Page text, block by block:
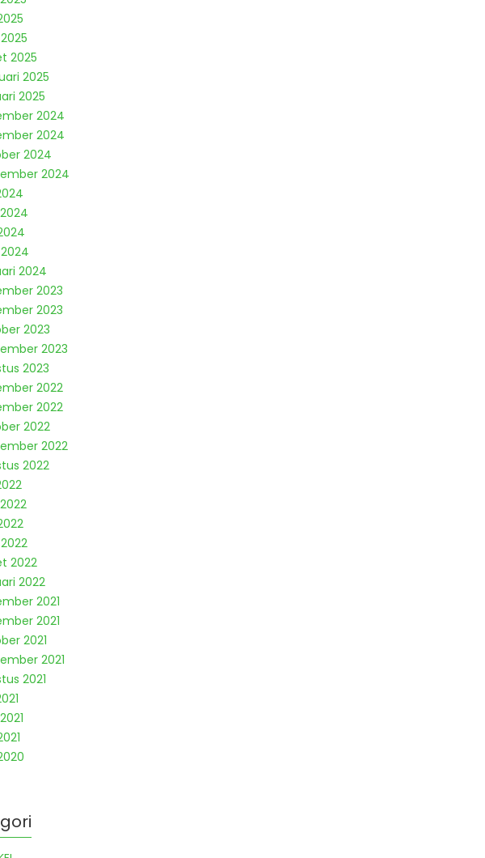
2025
2025
2025
2024
2024
2024
2024
2024
2023
2023
2023
2023
2023
2022
2022
2022
2022
2022
2022
2022
2021
2021
2021
2021
2021